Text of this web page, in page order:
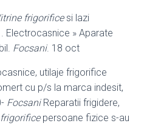
frigorificesi lazi
Electrocasnice » Aparate
Focsani. 18 oct
utilaje frigorifice
cu p/s la marca indesit,
FocsaniReparatii frigidere,
persoane fizice s-au